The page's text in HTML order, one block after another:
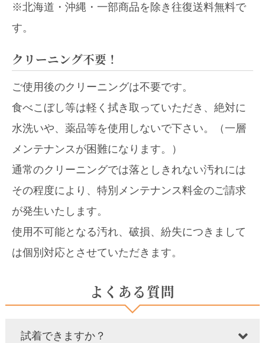
※北海道・沖縄・一部商品を除き往復送料無料で
す。
クリーニング不要！
ご使用後のクリーニングは不要です。
食べこぼし等は軽く拭き取っていただき、絶対に
水洗いや、薬品等を使用しないで下さい。（一層
メンテナンスが困難になります。）
通常のクリーニングでは落としきれない汚れには
その程度により、特別メンテナンス料金のご請求
が発生いたします。
使用不可能となる汚れ、破損、紛失につきまして
は個別対応とさせていただきます。
よくある質問
試着できますか？